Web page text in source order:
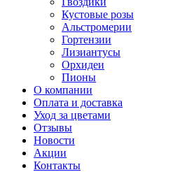
Кустовые розы
Альстромерии
Гортензии
Лизиантусы
Орхидеи
Пионы
О компании
Оплата и доставка
Уход за цветами
Отзывы
Новости
Акции
Контакты